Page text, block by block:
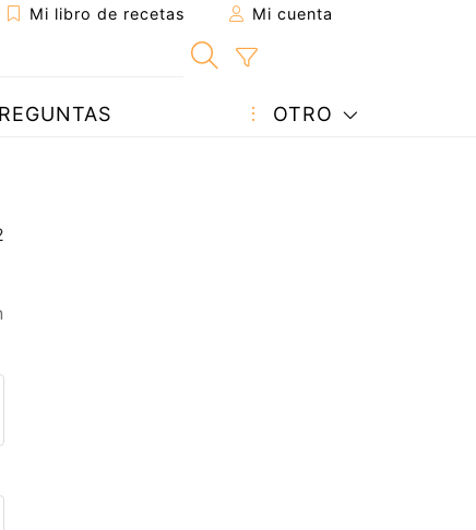
Mi libro de recetas Mi cuenta
OTRO
a un amigo
página
al autor
la foto de esta receta